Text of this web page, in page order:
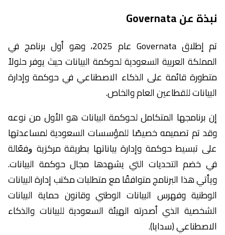
نبذة عن Governata
تم إطلاق Governata عام 2025، وهو أول برنامج في
المملكة العربية السعودية لحوكمة البيانات حيث يوفر حلولاً
متطورة قائمة على الذكاء الاصطناعي في حوكمة وإدارة
البيانات للقطاعين العام والخاص.
إن برنامجها المتكامل لحوكمة البيانات هو الأول من نوعه
وقد تم تصميمه خصيصًا للمؤسسات السعودية لمساعدتها
على تبسيط حوكمة وإدارة ﺑﻴﺎﻧﺎﺗﻬﺎ ﺑﻄﺮﻳﻘﺔ ﻣﺮﻛﺰﻳﺔ ﻭﻓﻌّﺎﻟﺔ
في خضم التحديات التي يشهدها مجال حوكمة البيانات.
ويأتي هذا البرنامج متوافقًا مع متطلبات مكتب إدارة البيانات
الوطنية وفهرس البيانات الوطني وقانون حماية البيانات
الشخصية الذي أصدرته الهيئة السعودية للبيانات والذكاء
الاصطناعي (سدايا).